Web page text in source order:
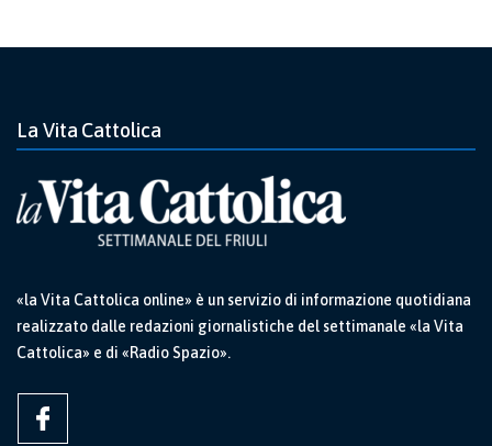
La Vita Cattolica
«la Vita Cattolica online» è un servizio di informazione quotidiana
realizzato dalle redazioni giornalistiche del settimanale «la Vita
Cattolica» e di «Radio Spazio».